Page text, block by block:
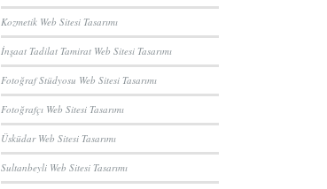
Kozmetik Web Sitesi Tasarımı
İnşaat Tadilat Tamirat Web Sitesi Tasarımı
Fotoğraf Stüdyosu Web Sitesi Tasarımı
Fotoğrafçı Web Sitesi Tasarımı
Üsküdar Web Sitesi Tasarımı
Sultanbeyli Web Sitesi Tasarımı